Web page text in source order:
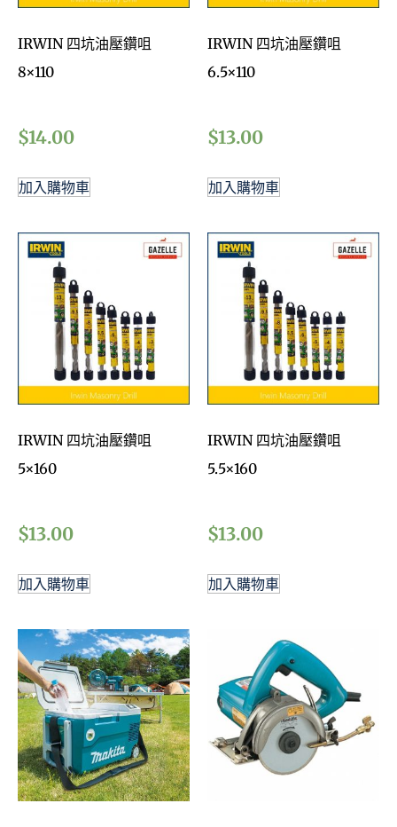
IRWIN 四坑油壓鑽咀
8×110
$14.00
加入購物車
IRWIN 四坑油壓鑽咀
6.5×110
$13.00
加入購物車
IRWIN 四坑油壓鑽咀
5×160
$13.00
加入購物車
IRWIN 四坑油壓鑽咀
5.5×160
$13.00
加入購物車